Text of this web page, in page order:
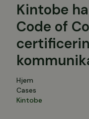
Kintobe
Code of
Hjem
Cases
Kintobe